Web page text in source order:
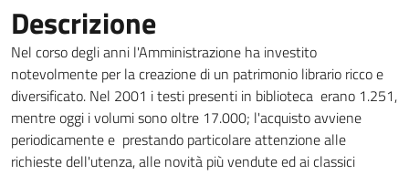
Descrizione
Nel corso degli anni l'Amministrazione ha investito
notevolmente per la creazione di un patrimonio librario ricco e
diversificato. Nel 2001 i testi presenti in biblioteca erano 1.251,
mentre oggi i volumi sono oltre 17.000; l'acquisto avviene
periodicamente e prestando particolare attenzione alle
richieste dell'utenza, alle novità più vendute ed ai classici